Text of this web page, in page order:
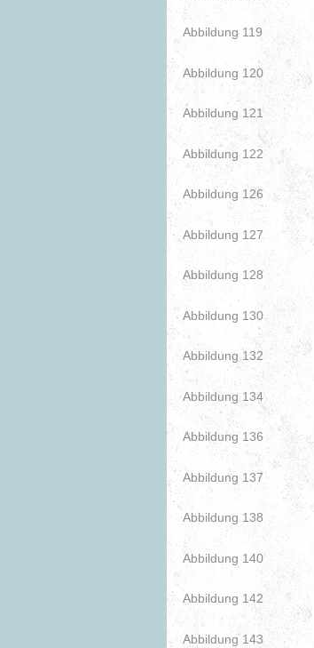
Abbildung 119
Abbildung 120
Abbildung 121
Abbildung 122
Abbildung 126
Abbildung 127
Abbildung 128
Abbildung 130
Abbildung 132
Abbildung 134
Abbildung 136
Abbildung 137
Abbildung 138
Abbildung 140
Abbildung 142
Abbildung 143